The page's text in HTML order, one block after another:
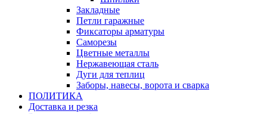
Закладные
Петли гаражные
Фиксаторы арматуры
Саморезы
Цветные металлы
Нержавеющая сталь
Дуги для теплиц
Заборы, навесы, ворота и сварка
ПОЛИТИКА
Доставка и резка